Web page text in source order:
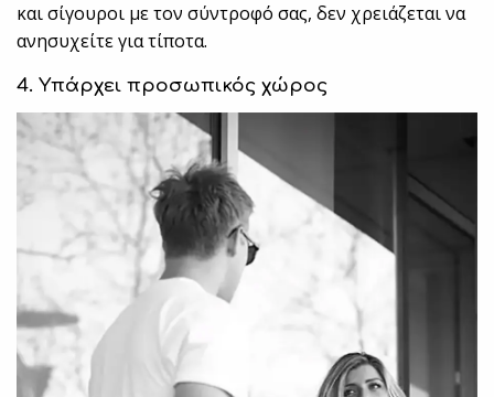
και σίγουροι με τον σύντροφό σας, δεν χρειάζεται να
ανησυχείτε για τίποτα.
4. Υπάρχει προσωπικός χώρος